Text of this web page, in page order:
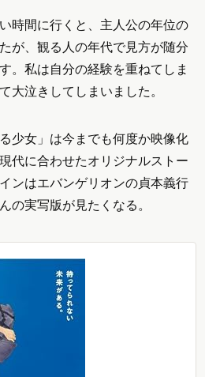
時間に行くと、主人公の年位の
が、観る人の年代で見方が随分
。私は自分の経験を重ねてしま
大泣きしてしまいました。
少女」は今までも何度か映像化
代に合わせたオリジナルストー
ンはエバンゲリオンの貞本義行
の実写版が見たくなる。